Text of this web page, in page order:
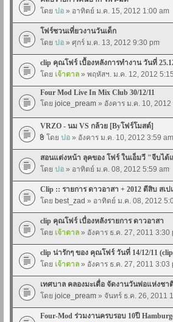
โดย ปอ » อาทิตย์ ม.ค. 15, 2012 1:00 am
โฟร์ชวนเที่ยวงานวันเด็ก
โดย ปอ » ศุกร์ ม.ค. 13, 2012 9:30 pm
clip คุณโฟร์ เบื้องหลังการทำงาน วันที่
โดย เจ้าตาล » พฤหัสฯ. ม.ค. 12, 2012
Four Mod Live In Mix Club 30/12/11
โดย joice_pream » อังคาร ม.ค. 10, 2012
VRZO - นม VS กล้วย [Byโฟร์โมสต์]
โดย ปอ » อังคาร ม.ค. 10, 2012 3:59 am
สอนแต่งหน้า ลุคของ โฟร์ ในเอ็มวี "จีบไ
โดย ปอ » อาทิตย์ ม.ค. 08, 2012 5:59 am
Clip :: รายการ ดาวอาสา + 2012 ตีสิบ สเ
โดย best_zad » อาทิตย์ ม.ค. 08, 2012
clip คุณโฟร์ เบื่องหลังรายการ ดาวอาสา
โดย เจ้าตาล » อังคาร ธ.ค. 27, 2011 3:30
clip น่ารักๆ ของ คุณโฟร์ วันที่ 14/12/11
โดย เจ้าตาล » อังคาร ธ.ค. 27, 2011 3:03
เทศบาล คลองมะเดื่อ จัดงานวันพ่อแห่งชา
โดย joice_pream » จันทร์ ธ.ค. 26, 2011
Four-Mod ร่วมงานครบรอบ 10ปี